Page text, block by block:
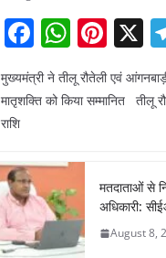
F
a
c
o
o
k
W
h
at
p
p
Pi
nt
er
X
मुख्यमंत्री ने तीलू रौतेली एवं
मातृशक्ति को किया सम्मानित तीलू
राशि
मतदाताओं से
अधिकारी:
August 8,